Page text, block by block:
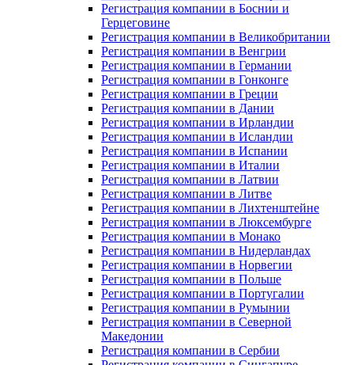
Регистрация компании в Боснии и
Герцеговине
Регистрация компании в Великобритании
Регистрация компании в Венгрии
Регистрация компании в Германии
Регистрация компании в Гонконге
Регистрация компании в Греции
Регистрация компании в Дании
Регистрация компании в Ирландии
Регистрация компании в Исландии
Регистрация компании в Испании
Регистрация компании в Италии
Регистрация компании в Латвии
Регистрация компании в Литве
Регистрация компании в Лихтенштейне
Регистрация компании в Люксембурге
Регистрация компании в Монако
Регистрация компании в Нидерландах
Регистрация компании в Норвегии
Регистрация компании в Польше
Регистрация компании в Португалии
Регистрация компании в Румынии
Регистрация компании в Северной
Македонии
Регистрация компании в Сербии